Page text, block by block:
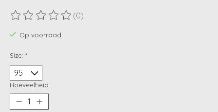
De beoordeling van dit product is
(0)
Op voorraad
Size: *
Hoeveelheid: